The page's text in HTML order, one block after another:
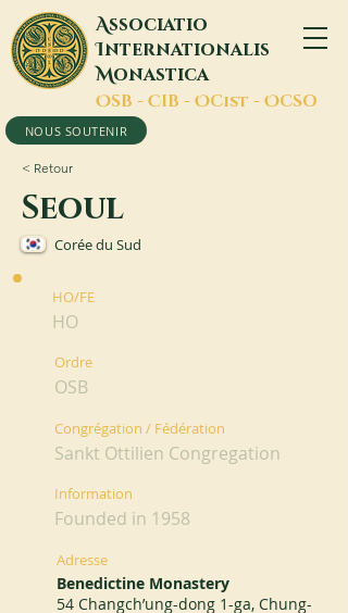
Associatio
Internationalis
Monastica
OSB - CIB - OCist - OCSO
NOUS SOUTENIR
< Retour
Seoul
Corée du Sud
HO/FE
HO
Ordre
OSB
Congrégation / Fédération
Sankt Ottilien Congregation
Information
Founded in 1958
Adresse
Benedictine Monastery
54 Changch’ung-dong 1-ga, Chung-